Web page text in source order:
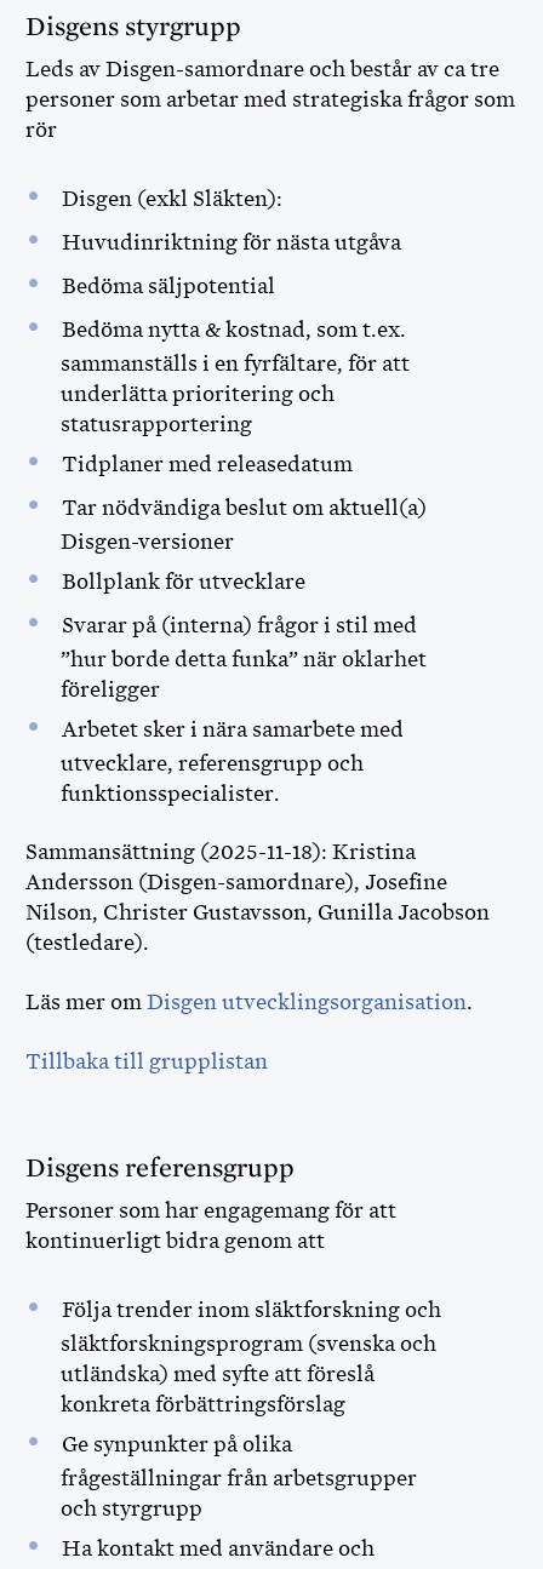
MINISITE IN ENGLISH
DISBYT
DISGEN HANDLEDNING
DIS WEBBSHOP
DISPOS
MINA SIDOR
FÖR FUNKTIONÄRER
Disgens styrgrupp
Leds av Disgen-samordnare och består av ca tre
personer som arbetar med strategiska frågor som
rör
Disgen (exkl Släkten):
Huvudinriktning för nästa utgåva
Bedöma säljpotential
Bedöma nytta & kostnad, som t.ex.
sammanställs i en fyrfältare, för att
underlätta prioritering och
statusrapportering
Tidplaner med releasedatum
Tar nödvändiga beslut om aktuell(a)
Disgen-versioner
Bollplank för utvecklare
Svarar på (interna) frågor i stil med
”hur borde detta funka” när oklarhet
föreligger
Arbetet sker i nära samarbete med
utvecklare, referensgrupp och
funktionsspecialister.
Sammansättning (2025-11-18): Kristina
Andersson (Disgen-samordnare), Josefine
Nilson, Christer Gustavsson, Gunilla Jacobson
(testledare).
Läs mer om Disgen utvecklingsorganisation.
Tillbaka till grupplistan
Disgens referensgrupp
Personer som har engagemang för att
kontinuerligt bidra genom att
Följa trender inom släktforskning och
släktforskningsprogram (svenska och
utländska) med syfte att föreslå
konkreta förbättringsförslag
Ge synpunkter på olika
frågeställningar från arbetsgrupper
och styrgrupp
Ha kontakt med användare och